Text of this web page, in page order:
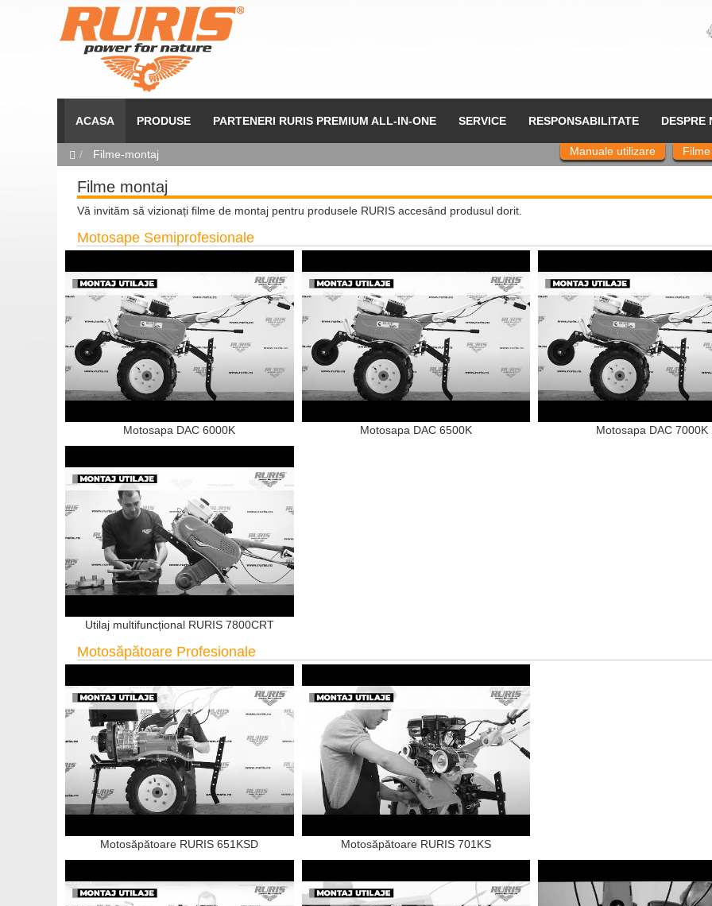
ACASA PRODUSE PARTENERI RURIS PREMIUM ALL-IN-ONE SERVICE RESPONSABILITATE DESPRE
Filme-montaj Manuale utilizare
Filme montaj
Vă invităm să vizionați filme de montaj pentru produsele RURIS accesând produsul dorit.
Motosape Semiprofesionale
Motosapa DAC 6000K Motosapa DAC 6500K Motosapa DAC 7000K
Utilaj multifuncțional RURIS 7800CRT
Motosăpătoare Profesionale
Motosăpătoare RURIS 651KSD Motosăpătoare RURIS 701KS